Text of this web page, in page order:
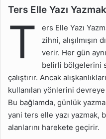
Ters Elle Yazı Yazmak
Ters Elle Yazmak Odağı
Ters Elle Yazmanın Hafıza
Üzerinde Etkisi Var mı?
Ters Elle Zihinsel Esneklik
Nasıl Etkilenir?
Kullanmak Mümkün mü?
Ters Elle Yazı
T
ers Elle Yazı
zihni, alışılmışın
verir. Her gün
belirli bölgelerini
çalıştırır. Ancak
kullanılan yönlerini devreye
Bu bağlamda, günlük yazma
yani ters elle yazı yazmak,
alanlarını harekete geçirir.